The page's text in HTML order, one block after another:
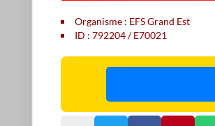
Organisme : EFS Grand Est
ID : 792204 / E70021